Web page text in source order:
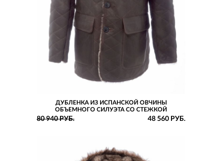
ДУБЛЕНКА ИЗ ИСПАНСКОЙ ОВЧИНЫ
ОБЪЕМНОГО СИЛУЭТА СО СТЕЖКОЙ
80 940 РУБ. 48 560 РУБ.